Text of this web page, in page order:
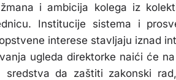
i ambicija kolega iz
Institucije sistema i
interese stavljaju iznad
ugleda direktorke naići će
da zaštiti zakonski